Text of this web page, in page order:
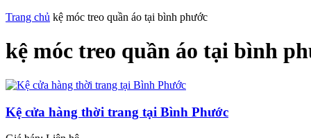
Trang chủ kệ móc treo quần áo tại bình phước
kệ móc treo quần áo tại bình
Kệ cửa hàng thời trang tại Bình Phước